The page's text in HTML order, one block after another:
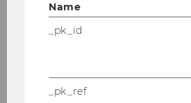
Name
_pk_id
_pk_ref